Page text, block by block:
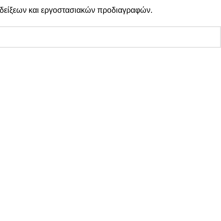
και εργοστασιακών προδιαγραφών.